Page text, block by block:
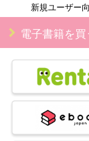
新規ユーザー
電子書籍を買